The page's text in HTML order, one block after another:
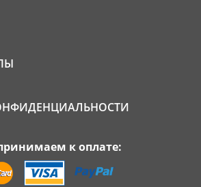
к оплате: